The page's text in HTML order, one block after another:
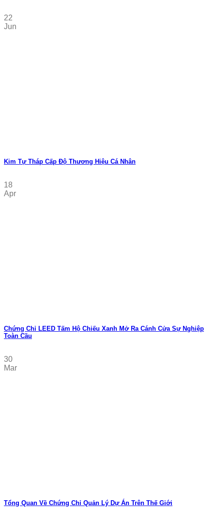
22
Jun
Kim Tự Tháp Cấp Độ Thương Hiệu Cá Nhân
18
Apr
Chứng Chỉ LEED Tấm Hộ Chiếu Xanh Mở Ra Cánh Cửa Sự Nghiệp
Toàn Cầu
30
Mar
Tổng Quan Về Chứng Chỉ Quản Lý Dự Án Trên Thế Giới